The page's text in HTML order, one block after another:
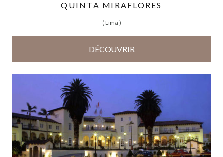
QUINTA MIRAFLORES
( Lima )
DÉCOUVRIR